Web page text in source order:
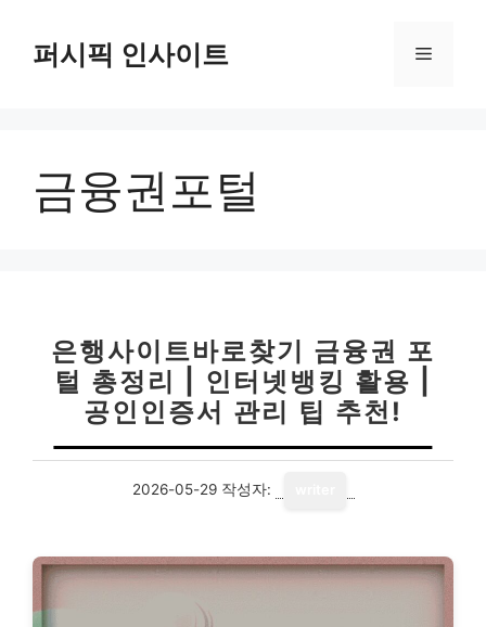
퍼시픽 인사이트 메
금융권포털
은행사이트바로찾기 금융권 포
털 총정리 | 인터넷뱅킹 활용 |
공인인증서 관리 팁 추천!
2026-05-29 작성자: